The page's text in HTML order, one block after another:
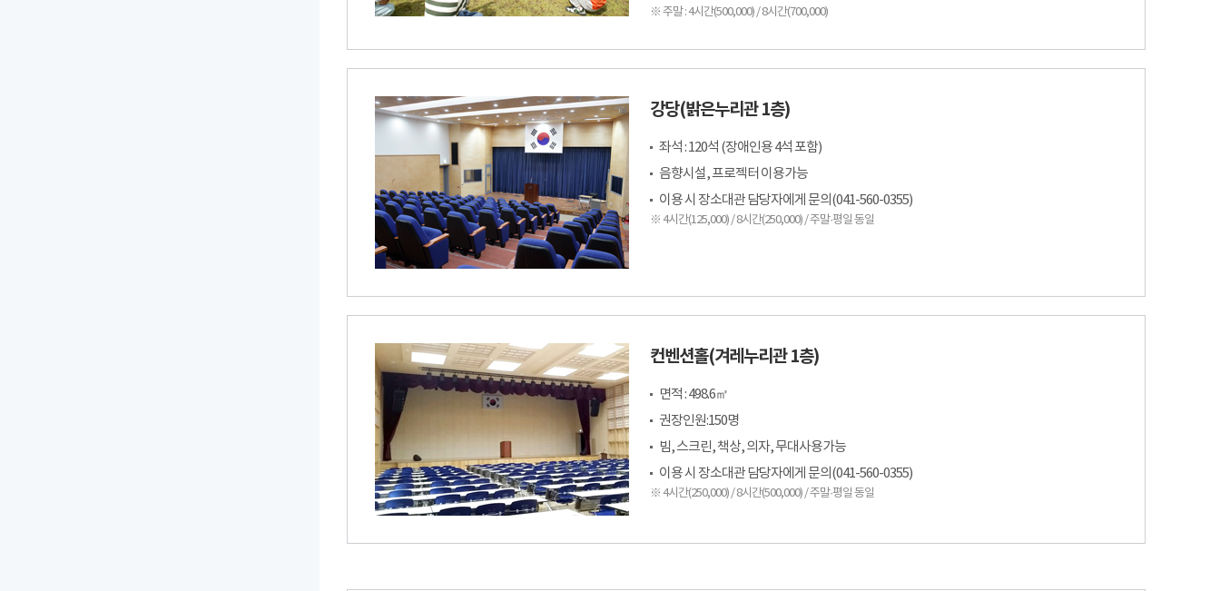
※ 주말 : 4시간(500,000) / 8시간(700,000)
강당(밝은누리관 1층)
좌석 : 120석 (장애인용 4석 포함)
음향시설, 프로젝터 이용가능
이용 시 장소대관 담당자에게 문의(041-560-0355)
※ 4시간(125,000) / 8시간(250,000) / 주말·평일 동일
컨벤션홀(겨레누리관 1층)
면적 : 498.6㎡
권장인원:150명
빔, 스크린, 책상, 의자, 무대사용가능
이용 시 장소대관 담당자에게 문의(041-560-0355)
※ 4시간(250,000) / 8시간(500,000) / 주말·평일 동일